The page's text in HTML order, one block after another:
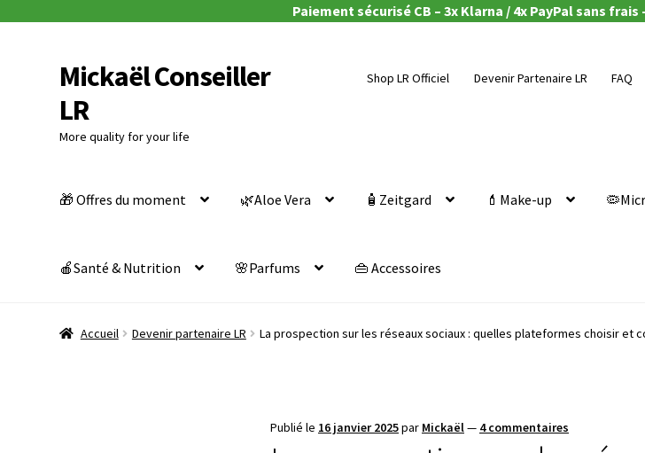
Paiement sécurisé CB – 3x Klarna / 4x PayPal sans
Aller
à
la
navigation
Aller
au
contenu
Mickaël Conseiller
LR
More quality for your life
Shop LR Officiel Devenir Partenaire LR FAQ
🎁 Offres du moment 🌿Aloe Vera 🧴Zeitgard 💄Make-up
🍎Santé & Nutrition 🌸Parfums 👜 Accessoires
Accueil Devenir partenaire LR La prospection sur les réseaux sociaux : quelles plateformes choisir et
Publié le 16 janvier 2025par Mickaël— 4 commentaires